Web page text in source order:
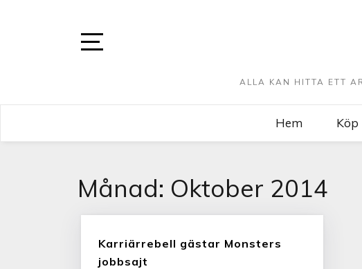
ALLA KAN HITTA ETT
Hem Köp
Månad: Oktober 2014
Karriärrebell gästar Monsters
jobbsajt